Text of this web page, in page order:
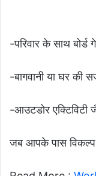
-परिवार के साथ बोर्ड
-बागवानी या घर की
-आउटडोर एक्टिविटी
जब आपके पास विकल्प